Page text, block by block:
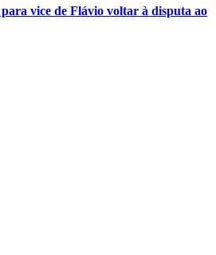
vice de Flávio voltar à disputa ao